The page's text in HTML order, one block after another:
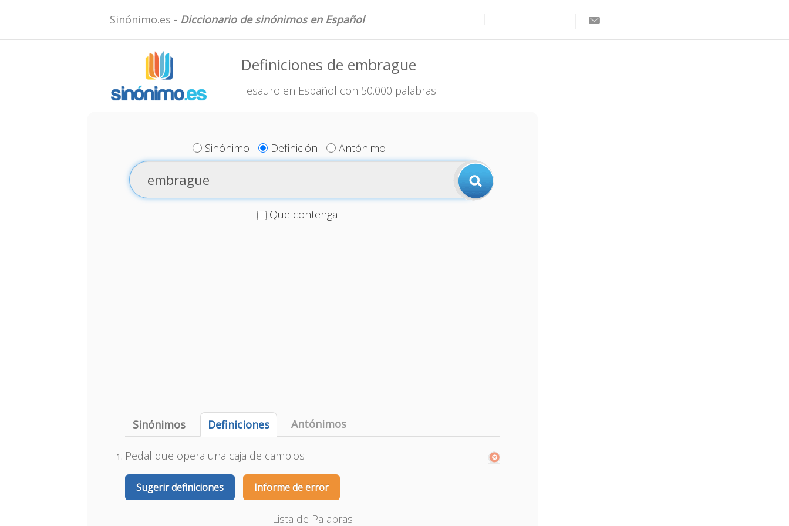
Sinónimo.es - Diccionario de sinónimos en Español
Definiciones de embrague
Tesauro en Español con 50.000 palabras
Sinónimo Definición Antónimo
Que contenga
Sinónimos Definiciones Antónimos
Pedal que opera una caja de cambios
Sugerir definiciones Informe de error
Lista de Palabras